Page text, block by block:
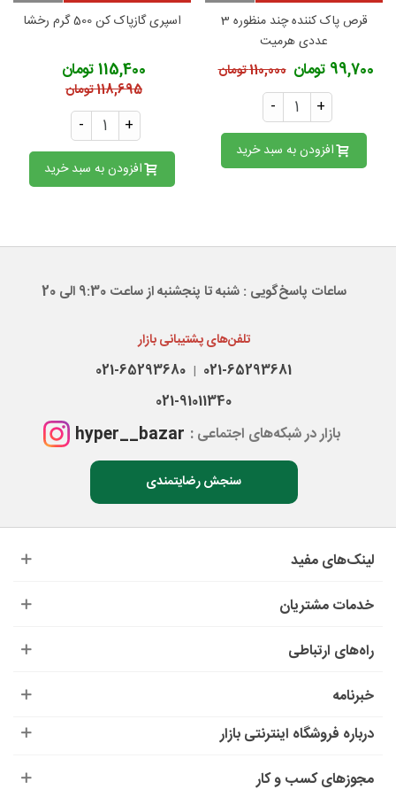
قرص پاک کننده چند منظوره 3
عددی هرمیت
99,700 تومان 110,000 تومان
- +
افزودن به سبد خرید
اسپری گازپاک کن 500 گرم رخشا
115,400 تومان
118,695 تومان
- +
افزودن به سبد خرید
ساعات پاسخ‌گویی : شنبه تا پنجشنبه از ساعت 9:30 الی 20
تلفن‌های پشتیبانی بازار
021-65293681
|
021-65293680
021-91011340
بازار در شبکه‌های اجتماعی : hyper__bazar
سنجش رضایتمندی
لینک‌های مفید
خدمات مشتریان
راه‌های ارتباطی
خبرنامه
درباره‌ فروشگاه اینترنتی بازار
مجوزهای کسب و کار